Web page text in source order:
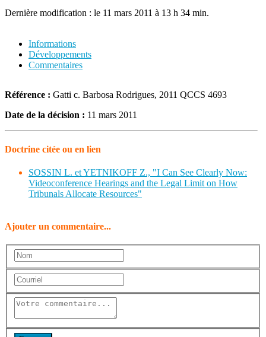
Dernière modification : le 11 mars 2011 à 13 h 34 min.
Informations
Développements
Commentaires
Référence : Gatti c. Barbosa Rodrigues, 2011 QCCS 4693
Date de la décision : 11 mars 2011
Doctrine citée ou en lien
SOSSIN L. et YETNIKOFF Z., "I Can See Clearly Now:
Videoconference Hearings and the Legal Limit on How
Tribunals Allocate Resources"
Ajouter un commentaire...